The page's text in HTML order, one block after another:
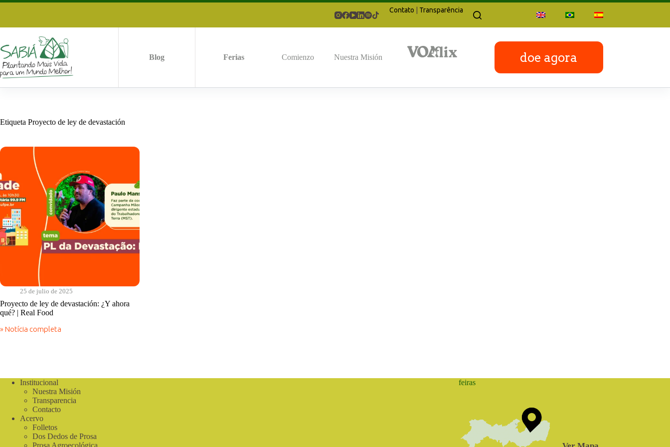
Saltar
Contato | Transparência
Blog Ferias Comienzo Nuestra Misión doe agora
Etiqueta Proyecto de ley de devastación
25 de julio de 2025
Proyecto de ley de devastación: ¿Y ahora
qué? | Real Food
» Notícia completa
Proyecto
ahora
Food
Institucional
Nuestra Misión
Transparencia
Contacto
Acervo
Folletos
Dos Dedos de Prosa
Prosa Agroecológica
feiras